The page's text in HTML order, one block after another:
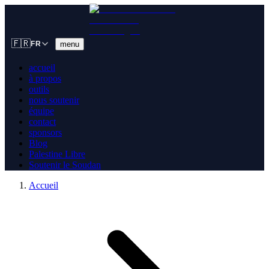
🇫🇷FR menu
accueil
à propos
outils
nous soutenir
équipe
contact
sponsors
Blog
Palestine Libre
Soutenir le Soudan
Accueil